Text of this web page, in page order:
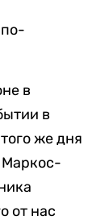
в
в
же дня
Маркос-
от нас